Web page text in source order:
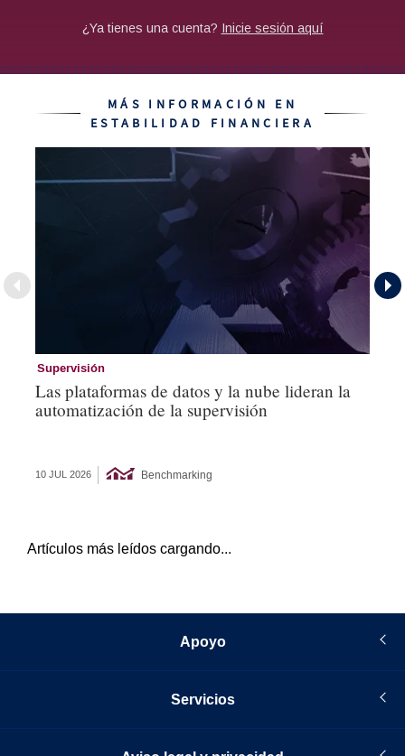
MÁS INFORMACIÓN EN
ESTABILIDAD FINANCIERA
Supervisión
Las plataformas de datos y la nube lideran la
automatización de la supervisión
10 JUL 2026 Benchmarking
Artículos más leídos cargando...
Apoyo
Servicios